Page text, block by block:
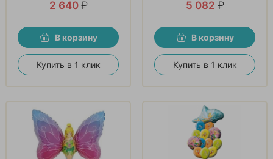
2 640 ₽
В корзину
Купить в 1 клик
5 082 ₽
В корзину
Купить в 1 клик